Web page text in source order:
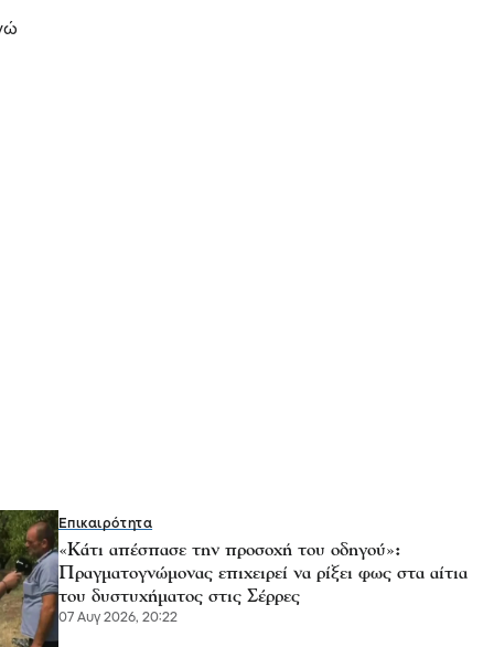
Επικαιρότητα
«Κάτι απέσπασε την προσοχή του οδηγού»:
Πραγματογνώμονας επιχειρεί να ρίξει φως στα αίτια
του δυστυχήματος στις Σέρρες
07 Αυγ 2026, 20:22